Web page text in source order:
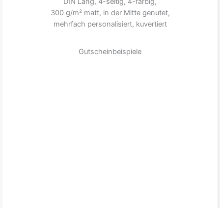
300 g/m² matt, in der Mitte genutet,
mehrfach personalisiert, kuvertiert
Gutscheinbeispiele